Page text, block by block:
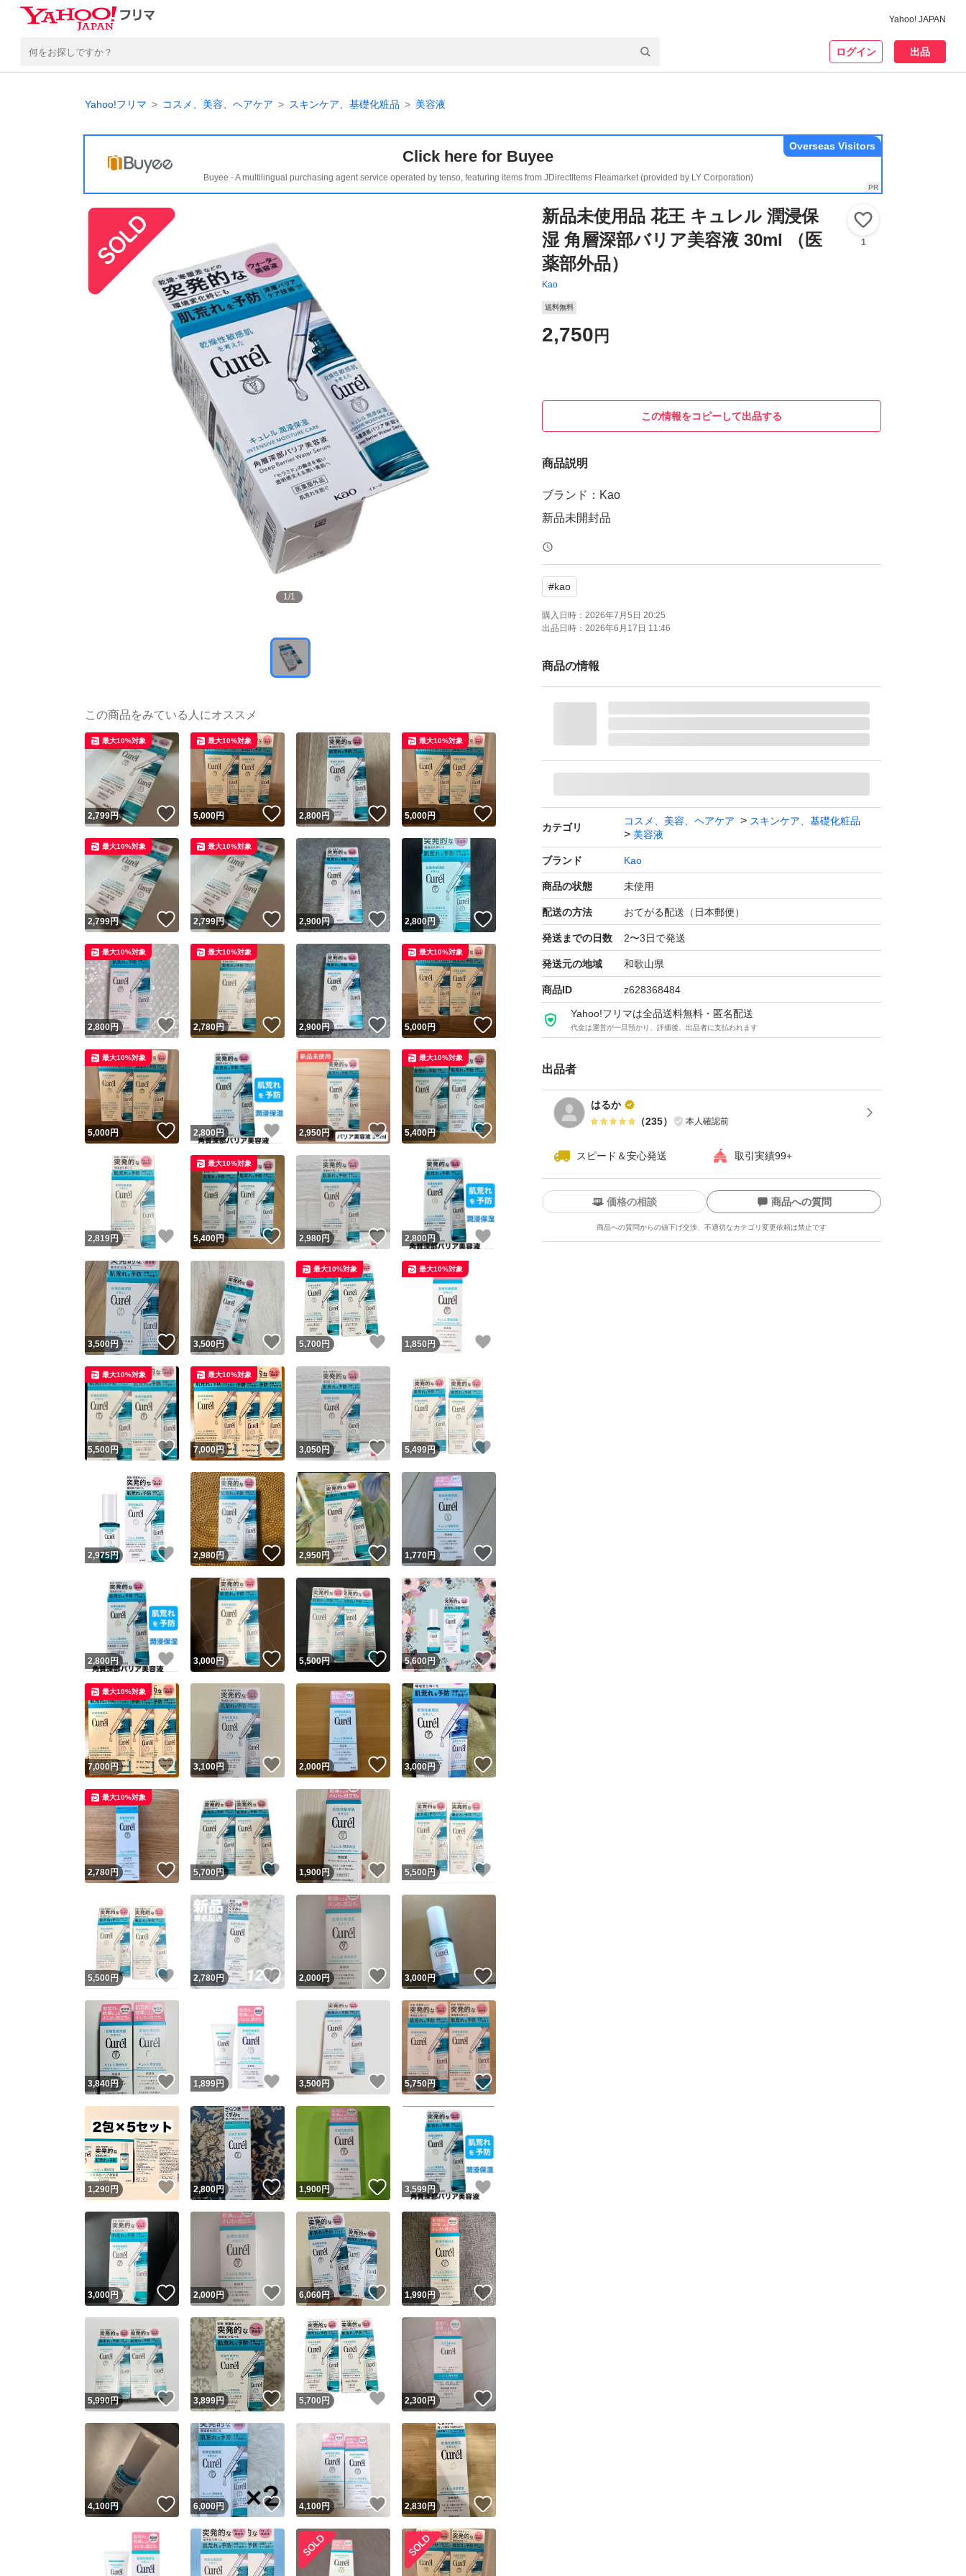
Yahoo! JAPAN
ログイン 出品
Yahoo!フリマ コスメ、美容、ヘアケア スキンケア、基礎化粧品 美容液
Click here for Buyee
Buyee - A multilingual purchasing agent service operated by tenso, featuring items from JDirectItems Fleamarket (provided by LY Corporation)
Overseas Visitors
1/1
新品未使用品 花王 キュレル 潤浸保
湿 角層深部バリア美容液 30ml （医
薬部外品）
Kao
1
送料無料
2,750 円
この情報をコピーして出品する
商品説明
ブランド：Kao
#kao
購入日時： 2026年7月5日 20:25
出品日時： 2026年6月17日 11:46
商品の情報
カテゴリ
コスメ、美容、ヘアケア
スキンケア、基礎化粧品
美容液
ブランド Kao
商品の状態 未使用
配送の方法 おてがる配送（日本郵便）
発送までの日数 2〜3日で発送
発送元の地域 和歌山県
商品ID z628368484
Yahoo!フリマは全品送料無料・匿名配送
代金は運営が一旦預かり、評価後、出品者に支払われます
出品者
はるか
（235） 本人確認前
スピード＆安心発送 取引実績99+
ユーザーの実績について
Yahoo!フリマが定めた一定の基準を満たしたユーザーにバッジを付与しています
安心取引出品者
安心取引出品者 Yahoo!フリマの基準をクリアした安心・安全なユーザーです
取引実績
取引実績◯+ このユーザーはYahoo!フリマの取引を完了させた実績があります
他フリマ実績◯+ このユーザーは他フリマサービスでの取引実績があります
スピード&安心発送
※このバッジは実績に基づく表示であり、発送を保証しているものではありません
スピード＆安心発送
このユーザーは高頻度で24時間以内＆設定した発送日数内に発送してい
ます
スピード発送
安心発送 このユーザーは設定した発送日数内に発送しています
価格の相談 商品への質問
商品への質問からの値下げ交渉、不適切なカテゴリ変更依頼は禁止です
この商品の情報をコピーします
商品画像の無断転載は禁止 されています
コピーは1商品につき1回です
出品ページへ
キャンセル
この商品をみている人にオススメ
2,799円 いいね！
最大10%対象
5,000円 いいね！
最大10%対象
2,800円 いいね！
5,000円 いいね！
最大10%対象
2,799円 いいね！
最大10%対象
2,799円 いいね！
最大10%対象
2,900円 いいね！
2,800円
2,800円 いいね！
最大10%対象
2,780円 いいね！
最大10%対象
2,900円 いいね！
5,000円 いいね！
最大10%対象
5,000円 いいね！
最大10%対象
2,800円 いいね！
2,950円 いいね！
5,400円
最大10%対象
2,819円 いいね！
5,400円 いいね！
最大10%対象
2,980円 いいね！
2,800円
3,500円 いいね！
3,500円 いいね！
5,700 円 いいね！
最大10%対象
1,850 円
最大10%対象
5,500円 いいね！
最大10%対象
7,000円 いいね！
最大10%対象
3,050円 いいね！
5,499円
2,975円 いいね！
2,980円 いいね！
2,950円 いいね！
1,770円
2,800円 いいね！
3,000円 いいね！
5,500円 いいね！
5,600円 いいね！
7,000円 いいね！
最大10%対象
3,100円 いいね！
2,000円 いいね！
3,000円 いいね！
2,780円 いいね！
最大10%対象
5,700円 いいね！
1,900円 いいね！
5,500円
5,500円 いいね！
2,780円 いいね！
2,000円 いいね！
3,000円 いいね！
3,840円 いいね！
1,899円 いいね！
3,500円 いいね！
5,750円
1,290円 いいね！
2,800円 いいね！
1,900円 いいね！
3,599円
3,000 円 いいね！
2,000円 いいね！
6,060円 いいね！
1,990円 いいね！
5,990円 いいね！
3,899円 いいね！
5,700 円 いいね！
2,300円
4,100円 いいね！
6,000円 いいね！
4,100円 いいね！
2,830円 いいね！